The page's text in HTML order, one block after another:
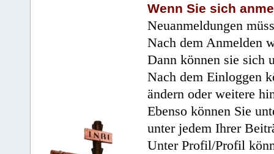
Wenn Sie sich
Neuanmeldungen
Nach dem Anmelden
Dann können sie sich
Nach dem Einloggen
ändern oder weitere
Ebenso können Sie
unter jedem Ihrer
Unter Profil/Profil